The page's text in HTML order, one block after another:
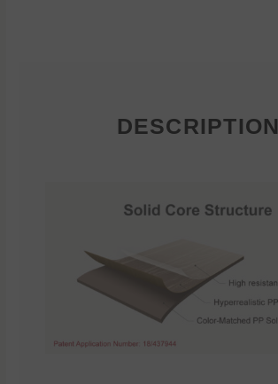
DESCRIPTION